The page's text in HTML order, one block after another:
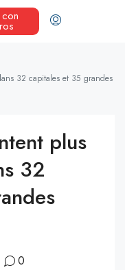
32 capitales et 35 grandes
plus
32
0